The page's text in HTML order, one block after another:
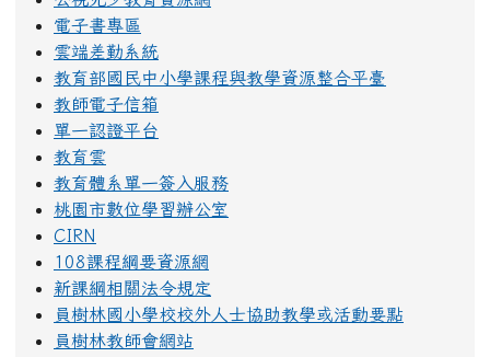
電子書專區
雲端差勤系統
教育部國民中小學課程與教學資源整合平臺
教師電子信箱
單一認證平台
教育雲
教育體系單一簽入服務
桃園市數位學習辦公室
CIRN
108課程綱要資源網
新課綱相關法令規定
員樹林國小學校校外人士協助教學或活動要點
員樹林教師會網站